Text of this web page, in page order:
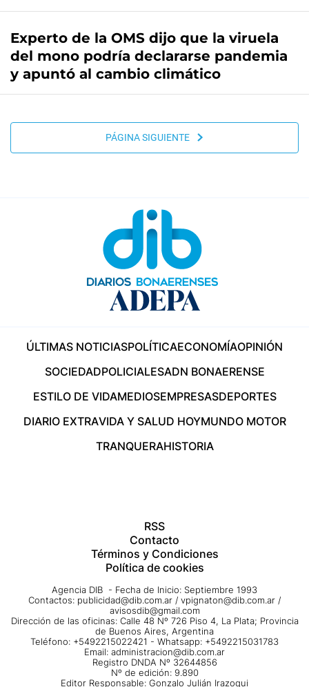
Experto de la OMS dijo que la viruela
del mono podría declararse pandemia
y apuntó al cambio climático
PÁGINA SIGUIENTE
ÚLTIMAS NOTICIASPOLÍTICAECONOMÍAOPINIÓN
SOCIEDADPOLICIALESADN BONAERENSE
ESTILO DE VIDAMEDIOSEMPRESASDEPORTES
DIARIO EXTRAVIDA Y SALUD HOYMUNDO MOTOR
TRANQUERAHISTORIA
RSS
Contacto
Términos y Condiciones
Política de cookies
Agencia DIB - Fecha de Inicio: Septiembre 1993
Contactos: publicidad@dib.com.ar / vpignaton@dib.com.ar /
avisosdib@gmail.com
Dirección de las oficinas: Calle 48 Nº 726 Piso 4, La Plata; Provincia
de Buenos Aires, Argentina
Teléfono: +5492215022421 - Whatsapp: +5492215031783
Email: administracion@dib.com.ar
Registro DNDA Nº 32644856
Nº de edición: 9.890
Editor Responsable: Gonzalo Julián Irazoqui